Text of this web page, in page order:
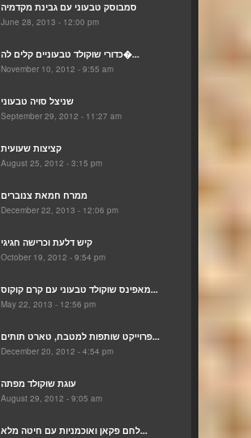
סמבוסק טבעוני עם גבינת מקדמיה
June 28, 2013 - 12:00 pm
כדורי שוקולד טבעוניים קלים לה�...
November 10, 2012 - 9:55 am
שניצל סויה טבעוני
September 29, 2012 - 11:27 am
קציצות שעועית
August 25, 2012 - 3:15 pm
ממרח חמאת צנוברים
December 22, 2013 - 12:06 pm
קיש דלעת וכרישה חגיגי
October 19, 2012 - 9:54 pm
מאפינס שוקולד טבעוני עם קרם קוקוס...
May 22, 2013 - 12:56 pm
פרוייקט שותפות למטבח, טארט תותים...
December 20, 2012 - 4:54 pm
עוגת שוקולד מפתה
August 29, 2012 - 9:05 am
לחם פקאן ואוכמניות עם חיטה מלא...